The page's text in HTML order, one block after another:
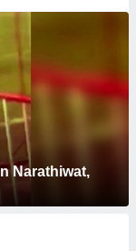
Narathiwat,